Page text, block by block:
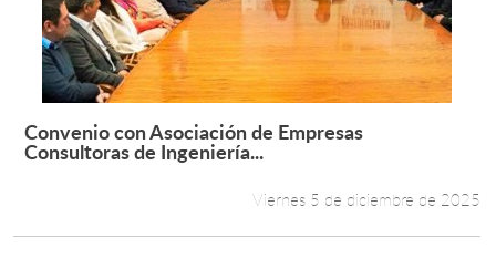
Leer más +
Convenio con Asociación de Empresas
Consultoras de Ingeniería...
Viernes 5 de diciembre de 2025